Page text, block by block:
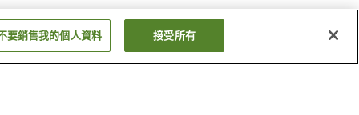
要銷售我的個人資料 接受所有